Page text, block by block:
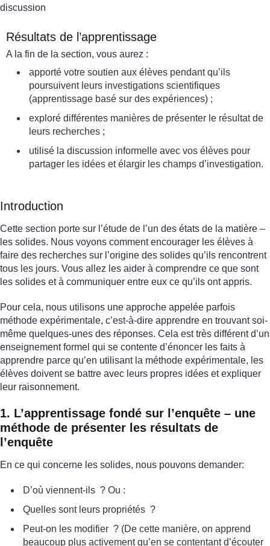
discussion
Résultats de l’apprentissage
A la fin de la section, vous aurez :
apporté votre soutien aux élèves pendant qu’ils
poursuivent leurs investigations scientifiques
(apprentissage basé sur des expériences) ;
exploré différentes manières de présenter le résultat de
leurs recherches ;
utilisé la discussion informelle avec vos élèves pour
partager les idées et élargir les champs d’investigation.
Introduction
Cette section porte sur l’étude de l’un des états de la matière –
les solides. Nous voyons comment encourager les élèves à
faire des recherches sur l’origine des solides qu’ils rencontrent
tous les jours. Vous allez les aider à comprendre ce que sont
les solides et à communiquer entre eux ce qu’ils ont appris.
Pour cela, nous utilisons une approche appelée parfois
méthode expérimentale, c’est-à-dire apprendre en trouvant soi-
même quelques-unes des réponses. Cela est très différent d’un
enseignement formel qui se contente d’énoncer les faits à
apprendre parce qu’en utilisant la méthode expérimentale, les
élèves doivent se battre avec leurs propres idées et expliquer
leur raisonnement.
1. L’apprentissage fondé sur l’enquête – une
méthode de présenter les résultats de
l’enquête
En ce qui concerne les solides, nous pouvons demander:
D’où viennent-ils ? Ou :
Quelles sont leurs propriétés ?
Peut-on les modifier ? (De cette manière, on apprend
beaucoup plus activement qu’en se contentant d’écouter